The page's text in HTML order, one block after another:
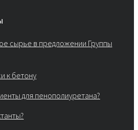
сырье в предложении Группы
к бетону
для пенополиуретана?